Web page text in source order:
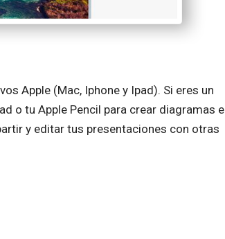
Apple (Mac, Iphone y Ipad). Si eres un
o tu Apple Pencil para crear diagramas e
y editar tus presentaciones con otras